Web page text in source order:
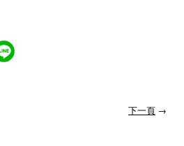
下一頁 →